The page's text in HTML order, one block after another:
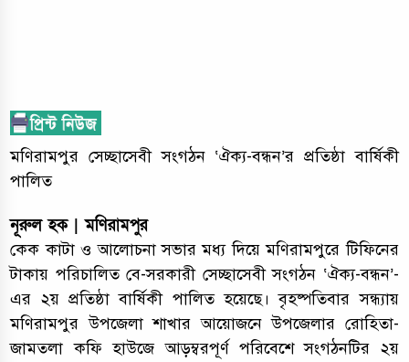
মণিরামপুর সেচ্ছাসেবী সংগঠন ‘ঐক্য-বন্ধন’র প্রতিষ্ঠা বার্ষিকী
পালিত
নূরুল হক | মণিরামপুর
কেক কাটা ও আলোচনা সভার মধ্য দিয়ে মণিরামপুরে টিফিনের
টাকায় পরিচালিত বে-সরকারী সেচ্ছাসেবী সংগঠন ‘ঐক্য-বন্ধন’-
এর ২য় প্রতিষ্ঠা বার্ষিকী পালিত হয়েছে। বৃহষ্পতিবার সন্ধ্যায়
মণিরামপুর উপজেলা শাখার আয়োজনে উপজেলার রোহিতা-
জামতলা কফি হাউজে আড়ম্বরপূর্ণ পরিবেশে সংগঠনটির ২য়